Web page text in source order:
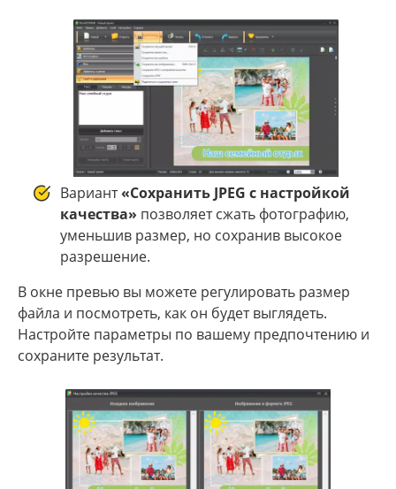
Вариант«Сохранить JPEG с настройкой
качества» позволяет сжать фотографию,
уменьшив размер, но сохранив высокое
разрешение.
В окне превью вы можете регулировать размер
файла и посмотреть, как он будет выглядеть.
Настройте параметры по вашему предпочтению и
сохраните результат.